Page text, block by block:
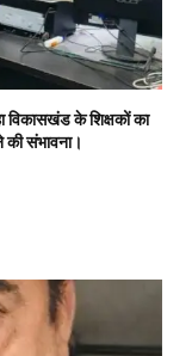
विकासखंड के शिक्षकों का
संभावना।